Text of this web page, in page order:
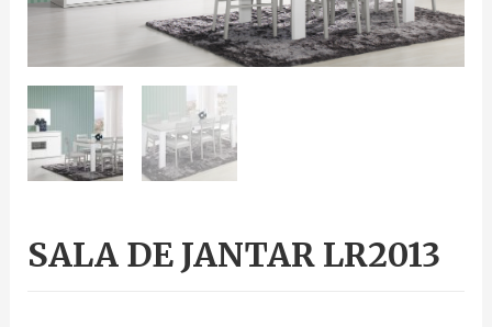
SALA DE JANTAR LR2013